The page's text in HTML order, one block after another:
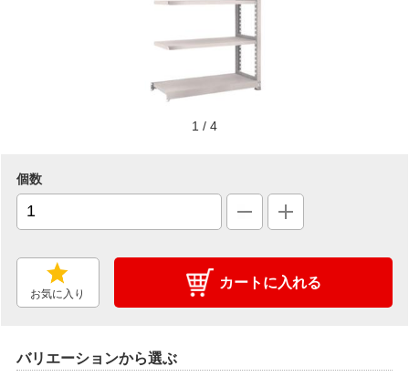
1 / 4
個数
お気に入り
カートに入れる
バリエーションから選ぶ